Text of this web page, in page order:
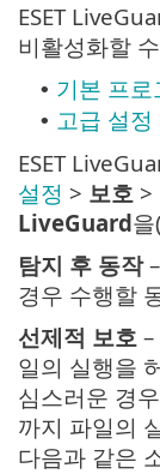
ESET
비활성화할
• 기본 프로
• 고급 설정
ESET
설정 > 보호 >
LiveGuard
탐지 후 동작
경우 수행할
선제적 보호
일의 실행을
심스러운 경
까지 파일의
다음과 같은